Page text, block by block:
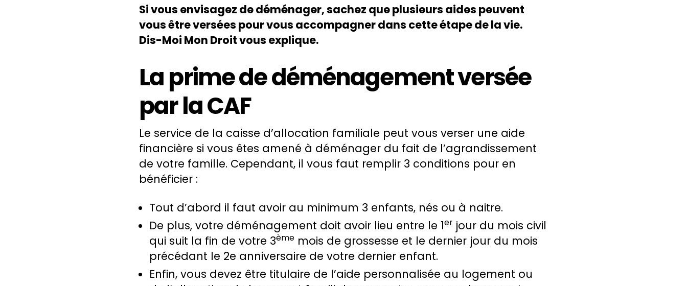
Si vous envisagez de déménager, sachez que plusieurs aides peuvent
vous être versées pour vous accompagner dans cette étape de la vie.
Dis-Moi Mon Droit vous explique.
La prime de déménagement versée
par la CAF
Le service de la caisse d’allocation familiale peut vous verser une aide
financière si vous êtes amené à déménager du fait de l’agrandissement
de votre famille. Cependant, il vous faut remplir 3 conditions pour en
bénéficier :
Tout d’abord il faut avoir au minimum 3 enfants, nés ou à naitre.
De plus, votre déménagement doit avoir lieu entre le 1er jour du mois civil
qui suit la fin de votre 3ème mois de grossesse et le dernier jour du mois
précédant le 2e anniversaire de votre dernier enfant.
Enfin, vous devez être titulaire de l’aide personnalisée au logement ou